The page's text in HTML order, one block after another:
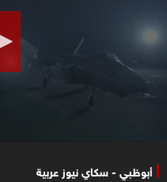
أبوظبي - سكاي نيوز عربية